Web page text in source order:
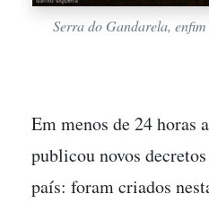
Serra do Gandarela,
Em menos de 24 horas
publicou novos
país: foram criados